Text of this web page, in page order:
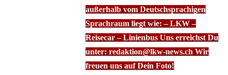
außerhalb vom Deutschsprachigen
Sprachraum liegt wie: – LKW –
Reisecar – Linienbus Uns erreichst Du
unter: redaktion@lkw-news.ch Wir
freuen uns auf Dein Foto!